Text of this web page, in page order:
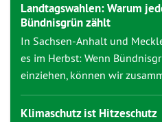
Landtagswahlen: Warum
Bündnisgrün zählt
In Sachsen-Anhalt und
es im Herbst: Wenn
einziehen, können wir
Klimaschutz ist Hitzeschutz